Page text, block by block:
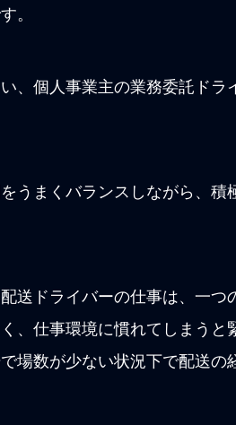
。
、個人事業主の業務委託ド
うまくバランスしながら、
送ドライバーの仕事は、一
、仕事環境に慣れてしまう
場数が少ない状況下で配送